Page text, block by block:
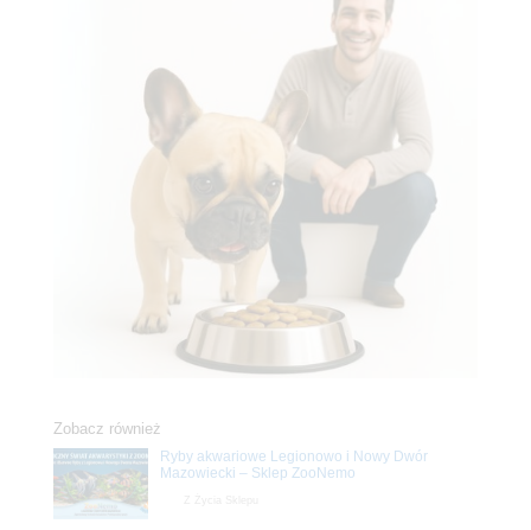
Zobacz również
Ryby akwariowe Legionowo i Nowy Dwór
Mazowiecki – Sklep ZooNemo